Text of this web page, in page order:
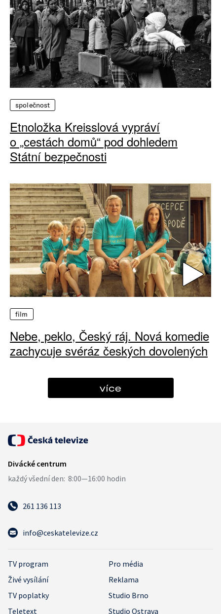
společnost
Etnoložka Kreisslová vypráví
o „cestách domů“ pod dohledem
Státní bezpečnosti
film
Nebe, peklo, Český ráj. Nová komedie
zachycuje svéráz českých dovolených
více
261 136 113
info@ceskatelevize.cz
TV program
Pro média
Živé vysílání
Reklama
TV poplatky
Studio Brno
Teletext
Studio Ostrava